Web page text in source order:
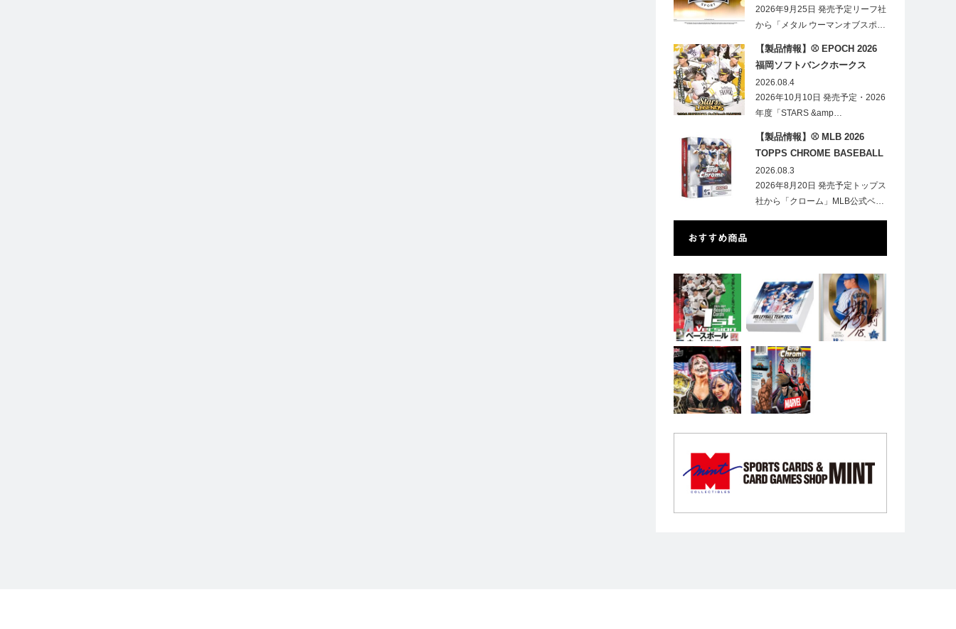
2026年9月25日 発売予定リーフ社
から「メタル ウーマンオブスポ…
【製品情報】⚾ EPOCH 2026
福岡ソフトバンクホークス
STARS&LEGENDS ベースボー
ルカード
2026.08.4
2026年10月10日 発売予定・2026
年度「STARS &amp…
【製品情報】⚾ MLB 2026
TOPPS CHROME BASEBALL
LOGOFRACTOR
2026.08.3
2026年8月20日 発売予定トップス
社から「クローム」MLB公式ベ…
おすすめ商品